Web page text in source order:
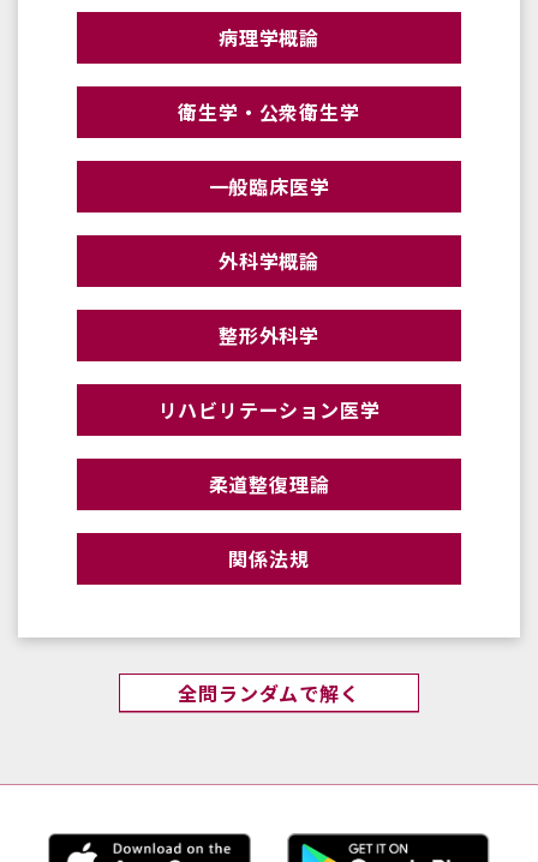
病理学概論
衛生学・公衆衛生学
一般臨床医学
外科学概論
整形外科学
リハビリテーション医学
柔道整復理論
関係法規
全問ランダムで解く